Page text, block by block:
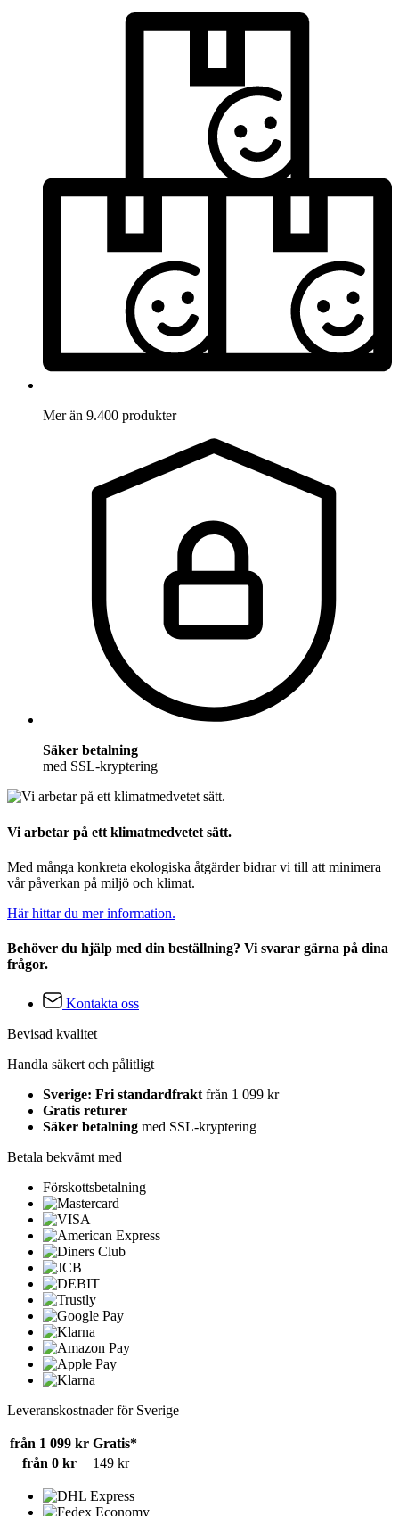
Mer än 9.400 produkter
Säker betalning
med SSL-kryptering
Vi arbetar på ett klimatmedvetet sätt.
Med många konkreta ekologiska åtgärder bidrar vi till att minimera
vår påverkan på miljö och klimat.
Här hittar du mer information.
Behöver du hjälp med din beställning? Vi svarar gärna på dina
frågor.
Kontakta oss
Bevisad kvalitet
Handla säkert och pålitligt
Sverige: Fri standardfrakt från 1 099 kr
Gratis returer
Säker betalning med SSL-kryptering
Betala bekvämt med
Förskottsbetalning
Leveranskostnader för Sverige
från 1 099 kr Gratis*
från 0 kr
149 kr